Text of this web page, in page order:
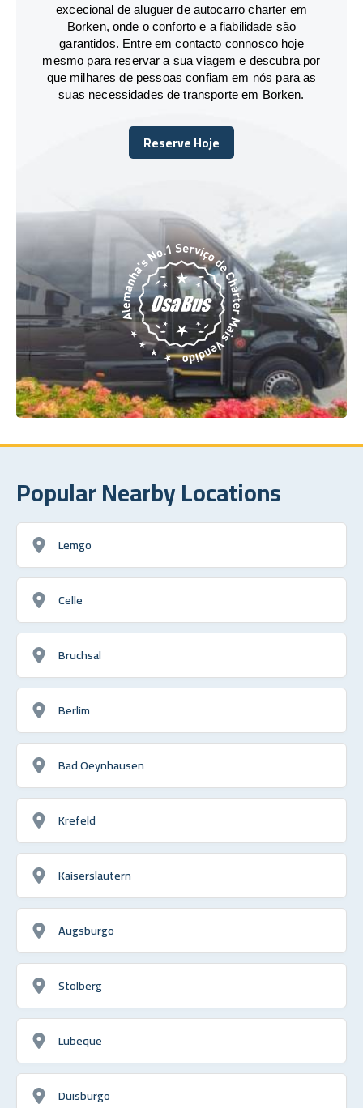
excecional de aluguer de autocarro charter em
Borken, onde o conforto e a fiabilidade são
garantidos. Entre em contacto connosco hoje
mesmo para reservar a sua viagem e descubra por
que milhares de pessoas confiam em nós para as
suas necessidades de transporte em Borken.
Reserve Hoje
Reserve Hoje
Popular Nearby Locations
Lemgo
Celle
Bruchsal
Berlim
Bad Oeynhausen
Krefeld
Kaiserslautern
Augsburgo
Stolberg
Lubeque
Duisburgo